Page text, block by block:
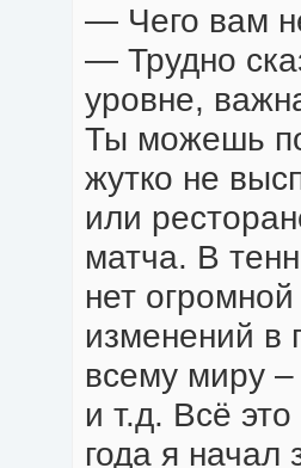
— Чего вам
— Трудно
уровне,
Ты можешь
жутко не
или
матча. В
нет
изменений в
всему миру
и т.д. Всё
года я начал